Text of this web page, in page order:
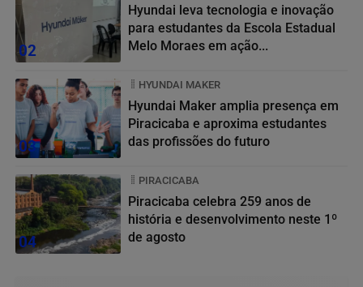
02
Hyundai leva tecnologia e inovação
para estudantes da Escola Estadual
Melo Moraes em ação...
03
HYUNDAI MAKER
Hyundai Maker amplia presença em
Piracicaba e aproxima estudantes
das profissões do futuro
04
PIRACICABA
Piracicaba celebra 259 anos de
história e desenvolvimento neste 1º
de agosto